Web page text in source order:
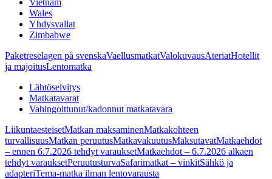
Wales
Yhdysvallat
Zimbabwe
Paketreselagen på svenskaVaellusmatkatValokuvausAteriatHotellit
ja majoitusLentomatka
Lähtöselvitys
Matkatavarat
Vahingoittunut/kadonnut matkatavara
LiikuntaesteisetMatkan maksaminenMatkakohteen
turvallisuusMatkan peruutusMatkavakuutusMaksutavatMatkaehdot
– ennen 6.7.2026 tehdyt varauksetMatkaehdot – 6.7.2026 alkaen
tehdyt varauksetPeruutusturvaSafarimatkat – vinkitSähkö ja
adapteriTema-matka ilman lentovarausta